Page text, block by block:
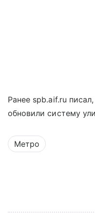
Ранее spb.aif.ru
обновили систему
Метро